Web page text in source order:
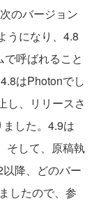
のバージョン
うになり、4.8
呼ばれること
はPhotonでし
し、リリースさ
した。4.9は
そして、原稿執
降、どのバー
したので、参